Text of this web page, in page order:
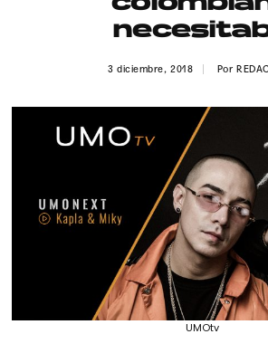
Aviso Legal
© 2015-2022 UMOMAG. PROPIEDAD DE UMO
DERECHOS RESERVADOS.
3 diciembre, 2018 Por
UMOtv